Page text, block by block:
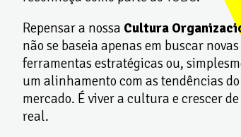
Repensar a nossa Cultura
não se baseia apenas em buscar novas
ferramentas estratégicas ou,
um alinhamento com as tendências do
mercado. É viver a cultura e crescer
real.